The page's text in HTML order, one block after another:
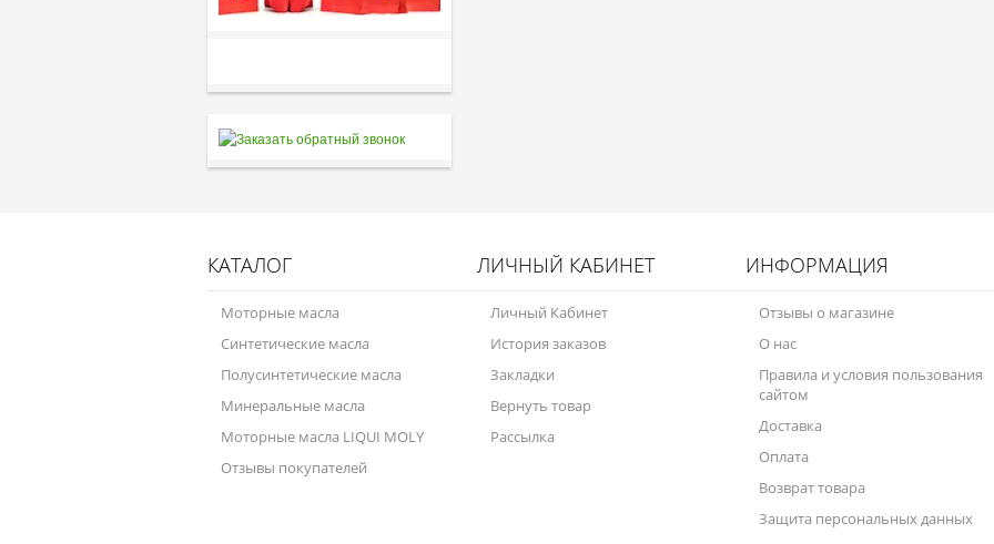
КАТАЛОГ
Моторные масла
Синтетические масла
Полусинтетические масла
Минеральные масла
Моторные масла LIQUI MOLY
Отзывы покупателей
ЛИЧНЫЙ КАБИНЕТ
Личный Кабинет
История заказов
Закладки
Вернуть товар
Рассылка
ИНФОРМАЦИЯ
Отзывы о магазине
О нас
Правила и условия пользования
сайтом
Доставка
Оплата
Возврат товара
Защита персональных данных